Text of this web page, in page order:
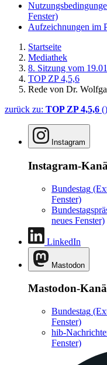
Fenster)
Aufzeichnungen im
Startseite
Mediathek
8. Sitzung vom
TOP ZP 4,5,6
Rede von Dr.
zurück zu: TOP ZP 4,5,6 ()
Instagram
Instagram-
Bundestag
Fenster)
neues Fenster)
LinkedIn
Mastodon
Mastodon-
Bundestag
Fenster)
hib-
Fenster)